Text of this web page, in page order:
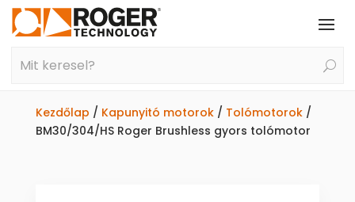
Kezdőlap / Kapunyitó motorok/ Tolómotorok/
BM30/304/HS Roger Brushless gyors tolómotor